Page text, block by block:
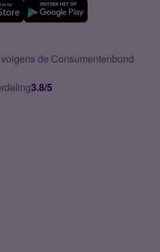
de Consumentenbond
3.8/5